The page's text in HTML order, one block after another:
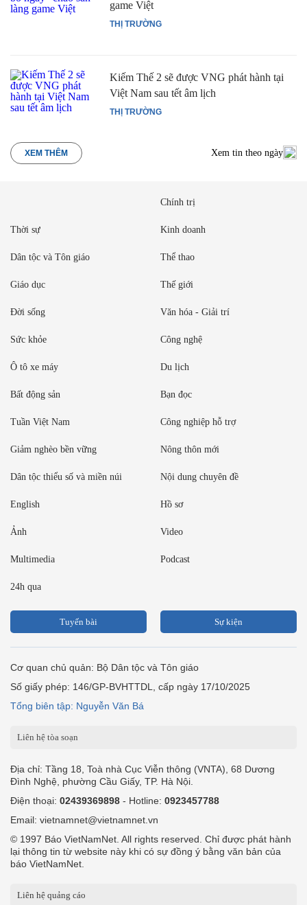
THỊ TRƯỜNG
game Việt
THỊ TRƯỜNG
Kiếm Thế 2 sẽ được VNG phát hành tại
Việt Nam sau tết âm lịch
XEM THÊM Xem tin theo ngày
Chính trị
Thời sự Kinh doanh
Dân tộc và Tôn giáo Thể thao
Giáo dục Thế giới
Đời sống Văn hóa - Giải trí
Sức khỏe Công nghệ
Ô tô xe máy Du lịch
Bất động sản Bạn đọc
Tuần Việt Nam Công nghiệp hỗ trợ
Giảm nghèo bền vững Nông thôn mới
Dân tộc thiểu số và miền núi Nội dung chuyên đề
English Hồ sơ
Ảnh Video
Multimedia Podcast
24h qua
Tuyến bài Sự kiện
Cơ quan chủ quản: Bộ Dân tộc và Tôn giáo
Số giấy phép: 146/GP-BVHTTDL, cấp ngày 17/10/2025
Tổng biên tập: Nguyễn Văn Bá
Liên hệ tòa soạn
Địa chỉ: Tầng 18, Toà nhà Cục Viễn thông (VNTA), 68 Dương
Đình Nghệ, phường Cầu Giấy, TP. Hà Nội.
Điện thoại: 02439369898 - Hotline: 0923457788
Email: vietnamnet@vietnamnet.vn
© 1997 Báo VietNamNet. All rights reserved. Chỉ được phát hành
lại thông tin từ website này khi có sự đồng ý bằng văn bản của
báo VietNamNet.
Liên hệ quảng cáo